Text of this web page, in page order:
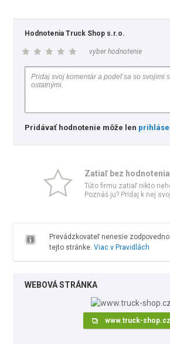
Hodnotenia Truck Shop s.r.o.
vyber hodnotenie
Pridávať hodnotenie môže len
Zatiaľ bez hodnotenia
Túto firmu zatiaľ nikto
Poznáš ju? Pridaj k nej
Prevádzkovateľ nenesie
tejto stránke. Viac v Pravidlách
WEBOVÁ STRÁNKA
www.truck-shop.cz